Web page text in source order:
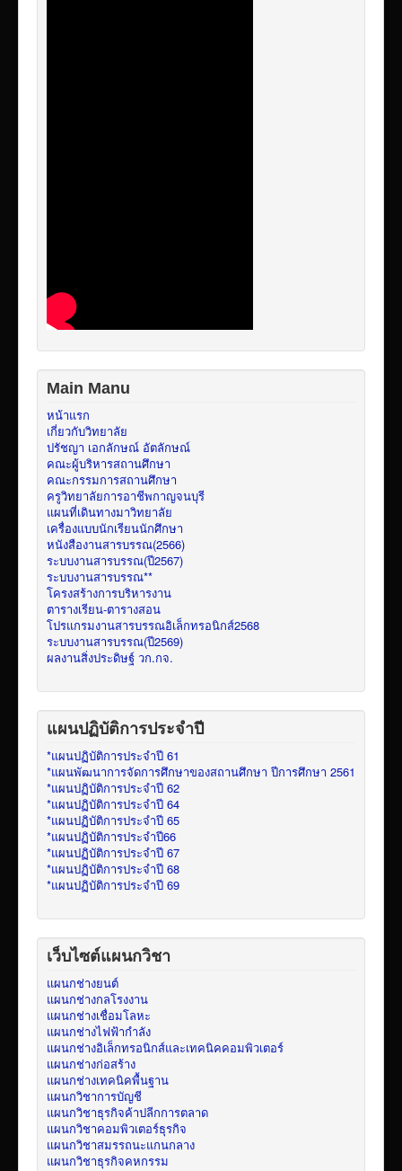
Main Manu
หน้าแรก
เกี่ยวกับวิทยาลัย
ปรัชญา เอกลักษณ์ อัตลักษณ์
คณะผู้บริหารสถานศึกษา
คณะกรรมการสถานศึกษา
ครูวิทยาลัยการอาชีพกาญจนบุรี
แผนที่เดินทางมาวิทยาลัย
เครื่องแบบนักเรียนนักศึกษา
หนังสืองานสารบรรณ(2566)
ระบบงานสารบรรณ(ปี2567)
ระบบงานสารบรรณ**
โครงสร้างการบริหารงาน
ตารางเรียน-ตารางสอน
โปรแกรมงานสารบรรณอิเล็กทรอนิกส์2568
ระบบงานสารบรรณ(ปี2569)
ผลงานสิ่งประดิษฐ์ วก.กจ.
แผนปฏิบัติการประจำปี
*แผนปฏิบัติการประจำปี 61
*แผนพัฒนาการจัดการศึกษาของสถานศึกษา ปีการศึกษา 2561
*แผนปฏิบัติการประจำปี 62
*แผนปฏิบัติการประจำปี 64
*แผนปฏิบัติการประจำปี 65
*แผนปฏิบัติการประจำปี66
*แผนปฏิบัติการประจำปี 67
*แผนปฏิบัติการประจำปี 68
*แผนปฏิบัติการประจำปี 69
เว็บไซต์แผนกวิชา
แผนกช่างยนต์
แผนกช่างกลโรงงาน
แผนกช่างเชื่อมโลหะ
แผนกช่างไฟฟ้ากำลัง
แผนกช่างอิเล็กทรอนิกส์และเทคนิคคอมพิวเตอร์
แผนกช่างก่อสร้าง
แผนกช่างเทคนิคพื้นฐาน
แผนกวิชาการบัญชี
แผนกวิชาธุรกิจค้าปลีกการตลาด
แผนกวิชาคอมพิวเตอร์ธุรกิจ
แผนกวิชาสมรรถนะแกนกลาง
แผนกวิชาธุรกิจคหกรรม